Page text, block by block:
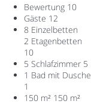
Bewertung 10
Gäste 12
8 Einzelbetten
2 Etagenbetten
10
5 Schlafzimmer 5
1 Bad mit Dusche
1
150 m² 150 m²